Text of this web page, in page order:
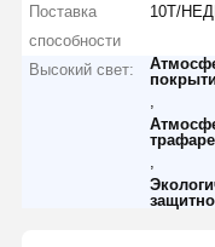
Поставка
способности
10Т/
Высокий свет: